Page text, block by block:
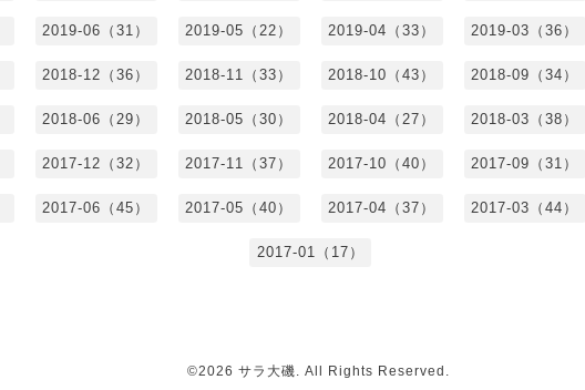
2019-06（31） 2019-05（22） 2019-04（33） 2019-03（36）
2018-12（36） 2018-11（33） 2018-10（43） 2018-09（34）
2018-06（29） 2018-05（30） 2018-04（27） 2018-03（38）
2017-12（32） 2017-11（37） 2017-10（40） 2017-09（31）
2017-06（45） 2017-05（40） 2017-04（37） 2017-03（44）
2017-01（17）
©2026 サラ大磯 . All Rights Reserved.